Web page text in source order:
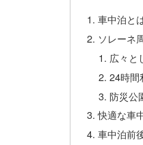
車中泊と
ソレーネ
広々と
24時間
防災公
快適な車
車中泊前